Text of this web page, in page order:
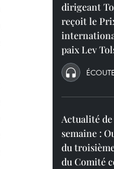
dirigeant
reçoit le
paix Lev
Actualité de
semaine :
du
du Comité